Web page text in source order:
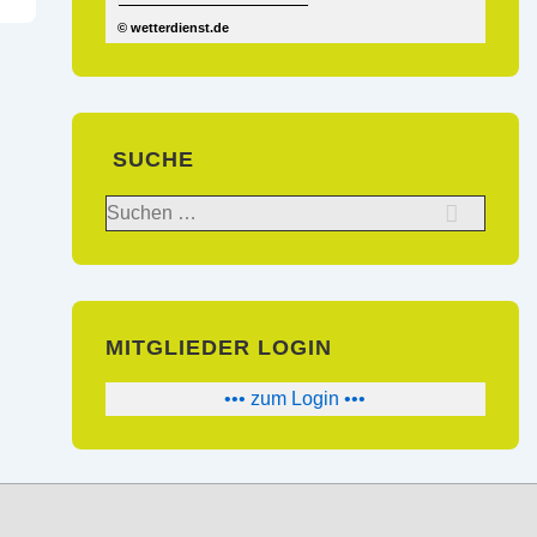
© wetterdienst.de
SUCHE
Suchen
nach:
MITGLIEDER LOGIN
••• zum Login •••